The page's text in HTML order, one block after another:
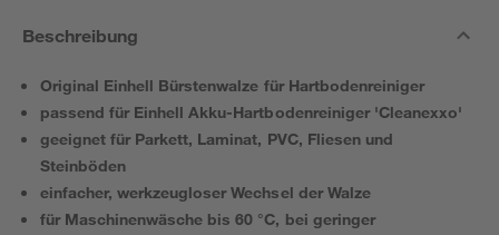
Beschreibung
Original Einhell Bürstenwalze für Hartbodenreiniger
passend für Einhell Akku-Hartbodenreiniger 'Cleanexxo'
geeignet für Parkett, Laminat, PVC, Fliesen und
Steinböden
einfacher, werkzeugloser Wechsel der Walze
für Maschinenwäsche bis 60 °C, bei geringer